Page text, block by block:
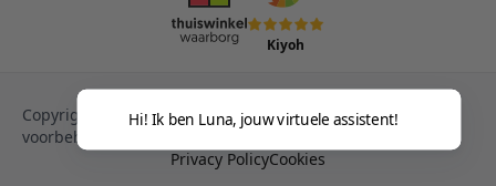
Kiyoh
Copyright © 2013-heden Magento. Alle rechten
voorbehouden.
Privacy PolicyCookies
Hi! Ik ben Luna, jouw virtuele assistent!